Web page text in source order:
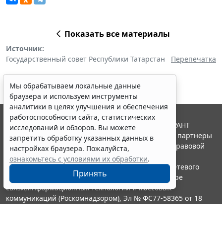
Показать все материалы
Источник:
Государственный совет Республики Татарстан
Перепечатка
Мы обрабатываем локальные данные
браузера и используем инструменты
аналитики в целях улучшения и обеспечения
работоспособности сайта, статистических
исследований и обзоров. Вы можете
запретить обработку указанных данных в
настройках браузера. Пожалуйста,
ознакомьтесь с условиями их обработки.
Принять
© ООО "НПП "ГАРАНТ-СЕРВИС", 2026. Система ГАРАНТ
выпускается с 1990 года. Компания "Гарант" и ее партнеры
являются участниками Российской ассоциации правовой
информации ГАРАНТ.
Портал ГАРАНТ.РУ зарегистрирован в качестве сетевого
издания Федеральной службой по надзору в сфере
связи,информационных технологий и массовых
коммуникаций (Роскомнадзором), Эл № ФС77-58365 от 18